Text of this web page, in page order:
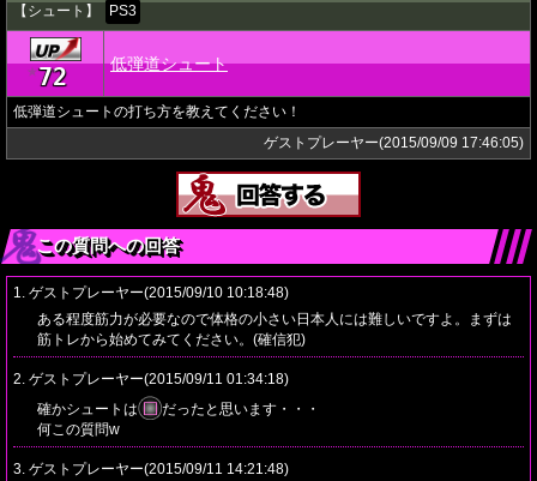
【シュート】
PS3
★72 低弾道シュート
低弾道シュートの打ち方を教えてください！
ゲストプレーヤー(2015/09/09 17:46:05)
この質問への回答
1. ゲストプレーヤー(2015/09/10 10:18:48)
ある程度筋力が必要なので体格の小さい日本人には難しいですよ。まずは
筋トレから始めてみてください。(確信犯)
2. ゲストプレーヤー(2015/09/11 01:34:18)
確かシュートは
だったと思います・・・
何この質問w
3. ゲストプレーヤー(2015/09/11 14:21:48)